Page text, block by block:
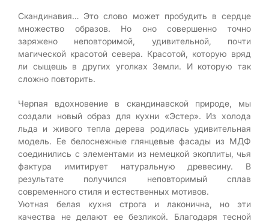
Скандинавия… Это слово может пробудить в сердце
множество образов. Но оно совершенно точно
заряжено неповторимой, удивительной, почти
магической красотой севера. Красотой, которую вряд
ли сыщешь в других уголках Земли. И которую так
сложно повторить.
Черпая вдохновение в скандинавской природе, мы
создали новый образ для кухни «Эстер». Из холода
льда и живого тепла дерева родилась удивительная
модель. Ее белоснежные глянцевые фасады из МДФ
соединились с элементами из немецкой экоплиты, чья
фактура имитирует натуральную древесину. В
результате получился неповторимый сплав
современного стиля и естественных мотивов.
Уютная белая кухня строга и лаконична, но эти
качества не делают ее безликой. Благодаря тесной